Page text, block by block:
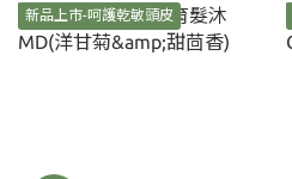
新品上市-呵護乾敏頭皮